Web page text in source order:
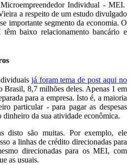
Individual - MEI.
a respeito de um estudo divulgado
importante segmento da economia. O
baixo relacionamento bancário e
já foram tema de post aqui no
Brasil, 8,7 milhões deles. Apenas 1 em
para a empresa. Isto é, a maioria
particular - para pagar as despesas
dinheiro da sua atividade econômica.
disto são muitas. Por exemplo, ele
a linhas de crédito direcionadas para
direcionadas para os MEI, com
as usuais.